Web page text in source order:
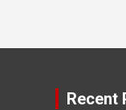
Recent